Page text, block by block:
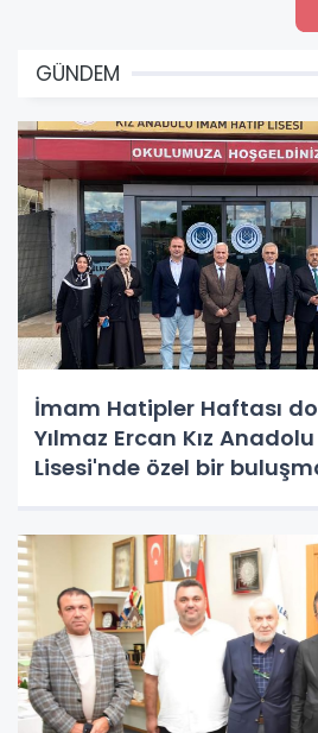
GÜNDEM
İmam Hatipler Haftası
Yılmaz Ercan Kız
Lisesi'nde özel bir